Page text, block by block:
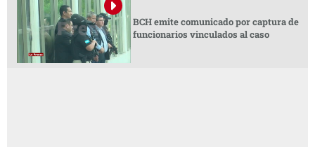
BCH emite comunicado por captura de
funcionarios vinculados al caso